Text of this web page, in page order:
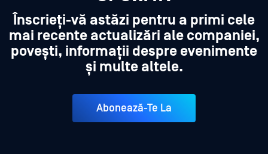
Înscrieți-vă astăzi pentru a primi cele
mai recente actualizări ale companiei,
povești, informații despre evenimente
și multe altele.
Abonează-Te La